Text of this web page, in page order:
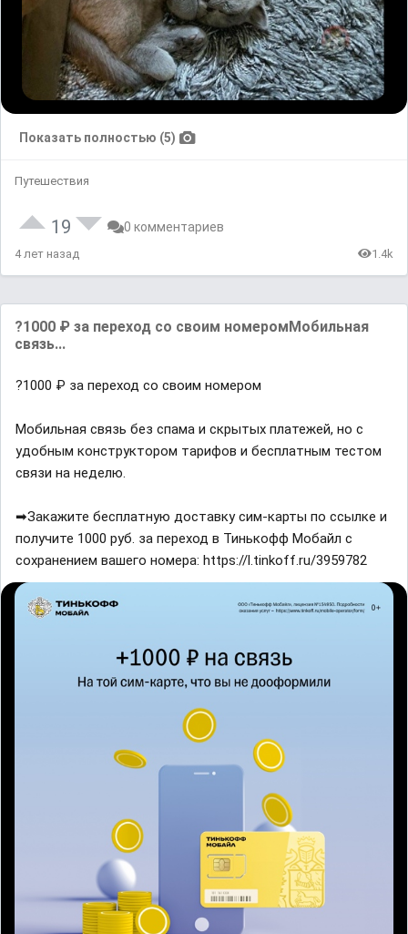
Показать полностью (5)
Путешествия
19 0 комментариев
4 лет назад 1.4k
?1000 ₽ за переход со своим номеромМобильная
связь...
?1000 ₽ за переход со своим номером
Мобильная связь без спама и скрытых платежей, но с
удобным конструктором тарифов и бесплатным тестом
связи на неделю.
➡Закажите бесплатную доставку сим-карты по ссылке и
получите 1000 руб. за переход в Тинькофф Мобайл с
сохранением вашего номера: https://l.tinkoff.ru/3959782